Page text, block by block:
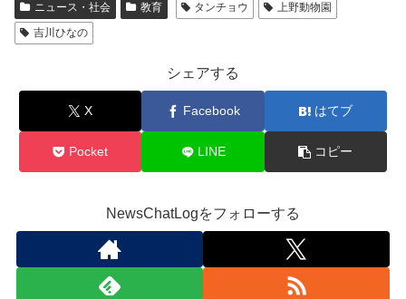
ニュース・社会 教育 タンチョウ
上野動物園
吉川ひなの
シェアする
X Facebook はてブ
Pocket LINE コピー
NewsChatLogをフォローする